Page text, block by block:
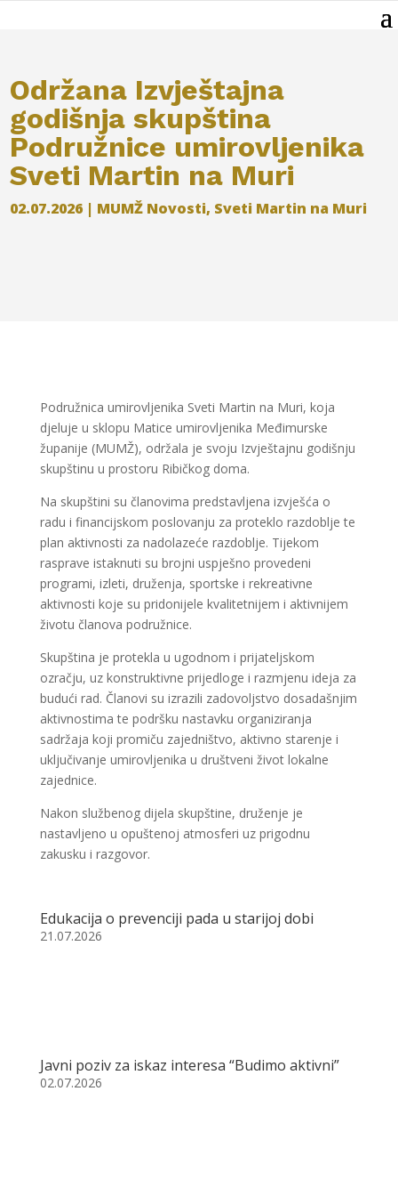
Održana Izvještajna
godišnja skupština
Podružnice umirovljenika
Sveti Martin na Muri
02.07.2026 | MUMŽ Novosti, Sveti Martin na Muri
Podružnica umirovljenika Sveti Martin na Muri, koja
djeluje u sklopu Matice umirovljenika Međimurske
županije (MUMŽ), održala je svoju Izvještajnu godišnju
skupštinu u prostoru Ribičkog doma.
Na skupštini su članovima predstavljena izvješća o
radu i financijskom poslovanju za proteklo razdoblje te
plan aktivnosti za nadolazeće razdoblje. Tijekom
rasprave istaknuti su brojni uspješno provedeni
programi, izleti, druženja, sportske i rekreativne
aktivnosti koje su pridonijele kvalitetnijem i aktivnijem
životu članova podružnice.
Skupština je protekla u ugodnom i prijateljskom
ozračju, uz konstruktivne prijedloge i razmjenu ideja za
budući rad. Članovi su izrazili zadovoljstvo dosadašnjim
aktivnostima te podršku nastavku organiziranja
sadržaja koji promiču zajedništvo, aktivno starenje i
uključivanje umirovljenika u društveni život lokalne
zajednice.
Nakon službenog dijela skupštine, druženje je
nastavljeno u opuštenoj atmosferi uz prigodnu
zakusku i razgovor.
Edukacija o prevenciji pada u starijoj dobi
21.07.2026
Javni poziv za iskaz interesa “Budimo aktivni”
02.07.2026